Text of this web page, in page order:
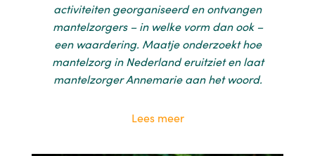
activiteiten georganiseerd en ontvangen
mantelzorgers – in welke vorm dan ook –
een waardering. Maatje onderzoekt hoe
mantelzorg in Nederland eruitziet en laat
mantelzorger Annemarie aan het woord.
Lees meer